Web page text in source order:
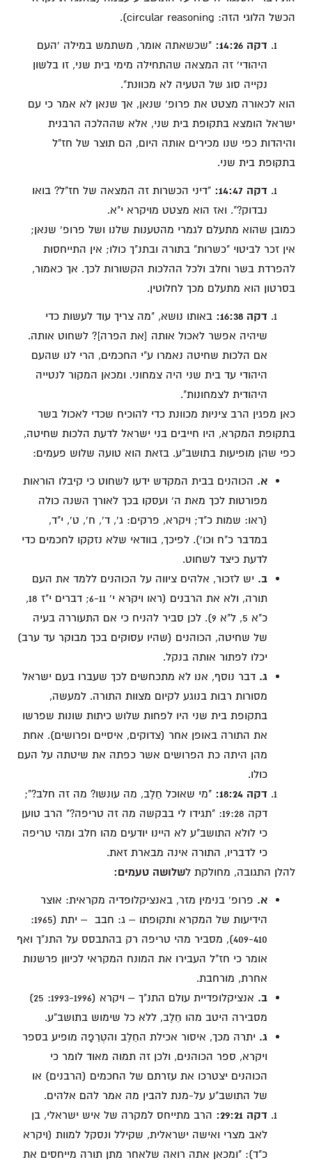
הכשל הלוגי הזה: circular reasoning).
דקה 14:26:
"שכשאתה אומר, משתמש במילה 'העם
היהודי' זה המצאה שהתחילה מימי בית שני, זו בלשון
נקייה סוג של הטעיה לא מכוונת".
הוא לכאורה מצטט את פרופ' שנאן, אך שנאן לא אמר כי עם
ישראל הומצא בתקופת בית שני, אלא שההלכה הרבנית
והיהדות כפי שנו מכירים אותה היום, הם תוצר של חז"ל
בתקופת בית שני.
דקה 14:47:
"דיני הכשרות זה המצאה של חז"ל? בואו
נבדוק?". ואז הוא מצטט מויקרא י"א.
כמובן שהוא מתעלם לגמרי מהטענות שלנו ושל פרופ' שנאן;
אין זכר לביטוי "כשרות" בתורה ובתנ"ך כולו; אין התייחסות
להפרדת בשר וחלב ולכל ההלכות הקשורות לכך. אך כאמור,
בסרטון הוא מתעלם מכך לחלוטין.
דקה 16:38:
באותו נושא, "מה צריך עוד לעשות כדי
שיהיה אפשר לאכול אותה [את הפרה]? לשחוט אותה.
אם הלכות שחיטה נאמרו ע"י החכמים, הרי לנו שהעם
היהודי עד בית שני היה צמחוני. ומכאן המקור לנטייה
היהודית לצמחונות".
כאן מפגין הרב ציניות מכוונת כדי להוכיח שכדי לאכול בשר
בתקופת המקרא, היו חייבים בני ישראל לדעת הלכות שחיטה,
כפי שהן מופיעות בתושב"ע. בזאת הוא טועה שלוש פעמים:
א. הכוהנים בבית המקדש ידעו לשחוט כי קיבלו הוראות
מפורטות לכך מאת ה' ועסקו בכך לאורך השנה כולה
(ראו: שמות כ"ד; ויקרא, פרקים: ג', ד', ח', ט', י"ד,
במדבר כ"ח וכו'). לפיכך, בוודאי שלא נזקקו לחכמים כדי
לדעת כיצד לשחוט.
ב. יש לזכור, אלהים ציווה על הכוהנים ללמד את העם
תורה, ולא את הרבנים (ראו ויקרא י' 6-11; דברים י"ז 18,
כ"א 5, ל"א 9). לכן סביר להניח כי אם התעוררה בעיה
של שחיטה, הכוהנים (שהיו עסוקים בכך מבוקר עד ערב)
יכלו לפתור אותה בנקל.
ג. דבר נוסף, אנו לא מתכחשים לכך שעברו בעם ישראל
מסורות רבות בנוגע לקיום מצוות התורה. למעשה,
בתקופת בית שני היו לפחות שלוש כיתות שונות שפרשו
את התורה באופן אחר (צדוקים, איסיים ופרושים). אחת
מהן היתה כת הפרושים אשר כפתה את שיטתה על העם
כולו.
דקה 18:24:
"מי שאוכל חֵלֶב, מה עונשו? מה זה חלב?";
דקה 19:28: "תגידו לי בבקשה מה זה טריפה?" הרב טוען
כי לולא התושב"ע לא היינו יודעים מהו חלב ומהי טריפה
כי לדבריו, התורה אינה מבארת זאת.
להלן התגובה, מחולקת לשלושה טעמים:
א. פרופ' בנימין מזר, באנציקלופדיה מקראית: אוצר
הידיעות של המקרא ותקופתו – ג: חבב – יתת (1965:
409-410), מסביר מהי טריפה רק בהתבסס על התנ"ך ואף
אומר כי חז"ל העבירו את המונח המקראי לכיוון פרשנות
אחרת, מורחבת.
ב.
אנציקלופדיית עולם התנ"ך – ויקרא (1993-1996: 25)
מסבירה היטב מהו חֵלֶב, ללא כל שימוש בתושב"ע.
ג. יתרה מכך, איסור אכילת החֵלֶב והטְרֵפָה מופיע בספר
ויקרא, ספר הכוהנים, ולכן זה תמוה מאוד לומר כי
הכוהנים יצטרכו את עזרתם של החכמים (הרבנים) או
של התושב"ע על-מנת להבין מה אמר להם אלהים.
דקה 29:21:
הרב מתייחס למקרה של איש ישראלי, בן
לאב מצרי ואישה ישראלית, שקילל ונסקל למוות (ויקרא
כ"ד): "ומכאן אתה רואה שלאחר מתן תורה מייחסים את